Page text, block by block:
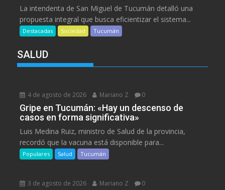
La intendenta de San Miguel de Tucumán detalló una
propuesta integral que busca eficientizar el sistema...
Destacadas Sociedad Tucumán
SALUD
4 de agosto de 2026 Mariano Z 0
Gripe en Tucumán: «Hay un descenso de
casos en forma significativa»
Luis Medina Ruiz, ministro de Salud de la provincia,
recordó que la vacuna está disponible para...
Populares Salud Tucumán
3 de agosto de 2026 Mariano Z 0